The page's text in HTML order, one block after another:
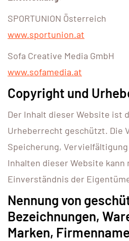
SPORTUNION Österreich
www.sportunion.at
Sofa Creative Media GmbH
www.sofamedia.at
Copyright und
Der Inhalt dieser Website ist
Urheberrecht geschützt. Die
Speicherung,
Inhalten dieser Website kann
Einverständnis der
Nennung von
Bezeichnungen,
Marken,